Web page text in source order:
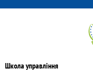
Школа управління